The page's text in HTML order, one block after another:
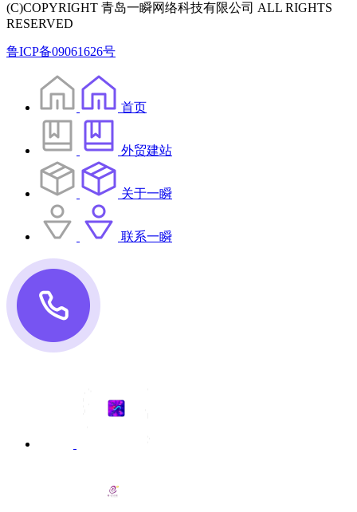
(C)COPYRIGHT 青岛一瞬网络科技有限公司 ALL RIGHTS
RESERVED
鲁ICP备09061626号
首页
外贸建站
关于一瞬
联系一瞬